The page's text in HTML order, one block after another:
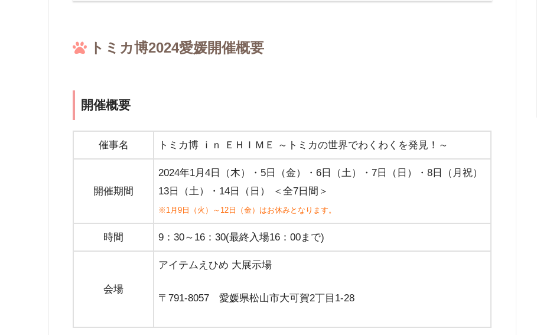
トミカ博2024愛媛開催概要
開催概要
催事名 トミカ博 ｉｎ ＥＨＩＭＥ ～トミカの世界でわくわくを発見！～
開催期間
2024年1月4日（木）・5日（金）・6日（土）・7日（日）・8日（月祝）
13日（土）・14日（日） ＜全7日間＞
※1月9日（火）～12日（金）はお休みとなります。
時間 9：30～16：30(最終入場16：00まで)
会場
アイテムえひめ 大展示場
〒791-8057 愛媛県松山市大可賀2丁目1-28